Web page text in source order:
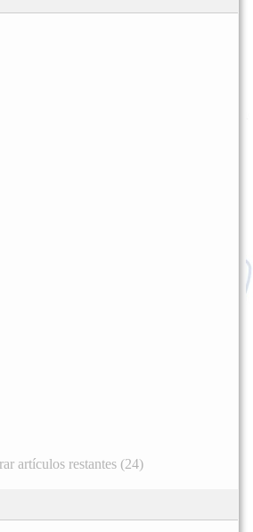
artículos restantes (24)